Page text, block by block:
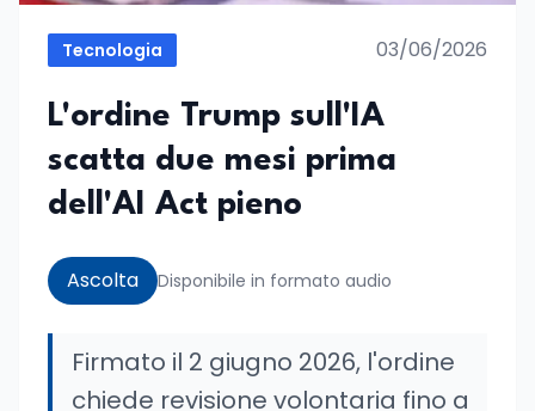
Tecnologia 03/06/2026
L'ordine Trump sull'IA
scatta due mesi prima
dell'AI Act pieno
Ascolta Disponibile in formato audio
Firmato il 2 giugno 2026, l'ordine
chiede revisione volontaria fino a